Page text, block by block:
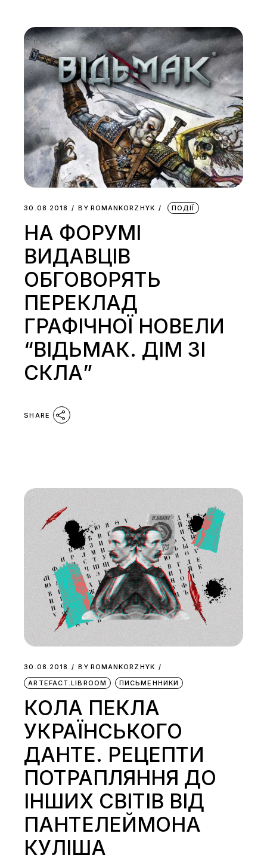
30.08.2018 BY ROMANKORZHYK ПОДІЇ
НА ФОРУМІ
ВИДАВЦІВ
ОБГОВОРЯТЬ
ПЕРЕКЛАД
ГРАФІЧНОЇ НОВЕЛИ
“ВІДЬМАК. ДІМ ЗІ
СКЛА”
SHARE
30.08.2018 BY ROMANKORZHYK
ARTEFACT.LIBROOM
ПИСЬМЕННИКИ
КОЛА ПЕКЛА
УКРАЇНСЬКОГО
ДАНТЕ. РЕЦЕПТИ
ПОТРАПЛЯННЯ ДО
ІНШИХ СВІТІВ ВІД
ПАНТЕЛЕЙМОНА
КУЛІША